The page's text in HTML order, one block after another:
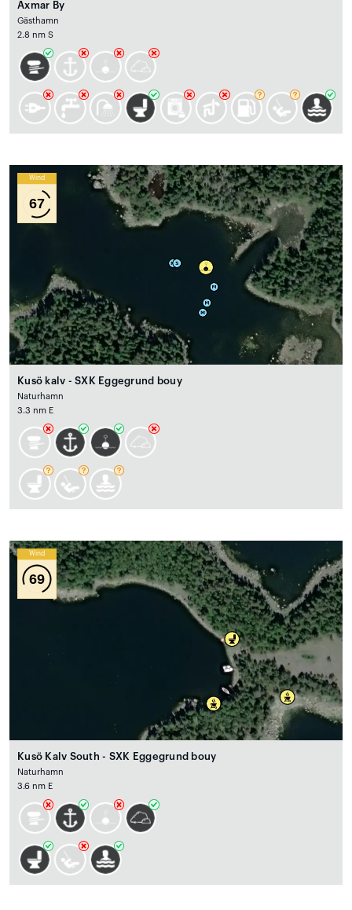
Axmar By
Gästhamn
2.8 nm S
Wind
67
Kusö kalv - SXK Eggegrund bouy
Naturhamn
3.3 nm E
Wind
69
Kusö Kalv South - SXK Eggegrund bouy
Naturhamn
3.6 nm E